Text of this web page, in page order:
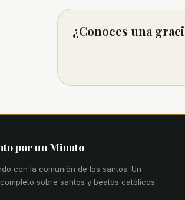
¿Conoces una
por un Minuto
con la comunión de los santos. Un
sobre santos y beatos católicos.